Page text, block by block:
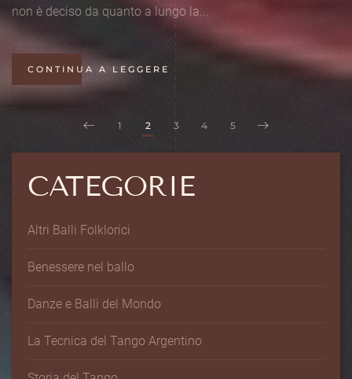
non è deciso da quanto a lungo la...
CONTINUA A LEGGERE
1 2 3 4 5
CATEGORIE
Altri Balli Folklorici
Benessere nel ballo
Danze e Balli del Mondo
La Tecnica del Tango Argentino